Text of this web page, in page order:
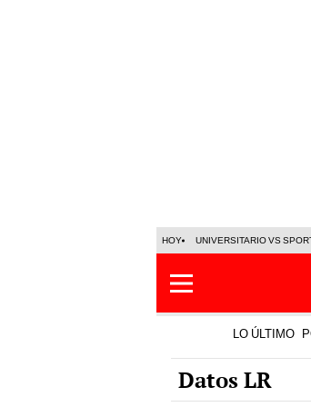
HOY UNIVERSITARIO VS
LO ÚLTIMO
Datos LR